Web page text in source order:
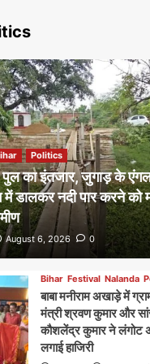
Politics
का इंतजार, जुगाड़ के
में डालकर नदी पार करने को
August 6, 2026 0
Bihar Festival Nalanda
बाबा मनीराम अखाड़े में
मंत्री श्रवण कुमार और
कौशलेंद्र कुमार ने लंगोट
लगाई हाजिरी